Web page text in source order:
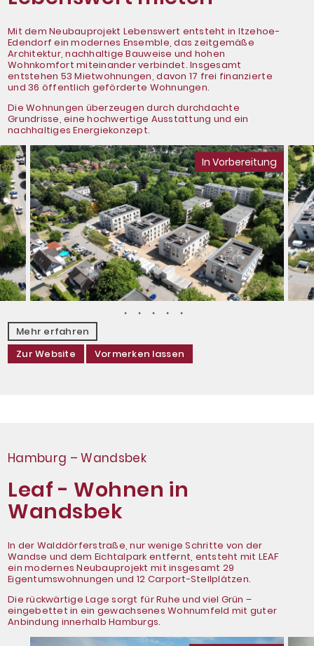
Mit dem Neubauprojekt Lebenswert entsteht in Itzehoe-
Edendorf ein modernes Ensemble, das zeitgemäße
Architektur, nachhaltige Bauweise und hohen
Wohnkomfort miteinander verbindet. Insgesamt
entstehen 53 Mietwohnungen, davon 17 frei finanzierte
und 36 öffentlich geförderte Wohnungen.
Die Wohnungen überzeugen durch durchdachte
Grundrisse, eine hochwertige Ausstattung und ein
nachhaltiges Energiekonzept.
In Vorbereitung
Mehr erfahren
Zur Website
Vormerken lassen
Hamburg – Wandsbek
Leaf - Wohnen in
Wandsbek
In der Walddörferstraße, nur wenige Schritte von der
Wandse und dem Eichtalpark entfernt, entsteht mit LEAF
ein modernes Neubauprojekt mit insgesamt 29
Eigentumswohnungen und 12 Carport-Stellplätzen.
Die rückwärtige Lage sorgt für Ruhe und viel Grün –
eingebettet in ein gewachsenes Wohnumfeld mit guter
Anbindung innerhalb Hamburgs.
SIE SIND EIGENTÜMER EINER
IMMOBILIE?